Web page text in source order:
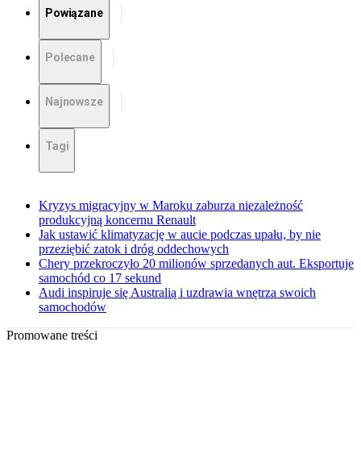
Powiązane
Polecane
Najnowsze
Tagi
Kryzys migracyjny w Maroku zaburza niezależność
produkcyjną koncernu Renault
Jak ustawić klimatyzację w aucie podczas upału, by nie
przeziębić zatok i dróg oddechowych
Chery przekroczyło 20 milionów sprzedanych aut. Eksportuje
samochód co 17 sekund
Audi inspiruje się Australią i uzdrawia wnętrza swoich
samochodów
Promowane treści